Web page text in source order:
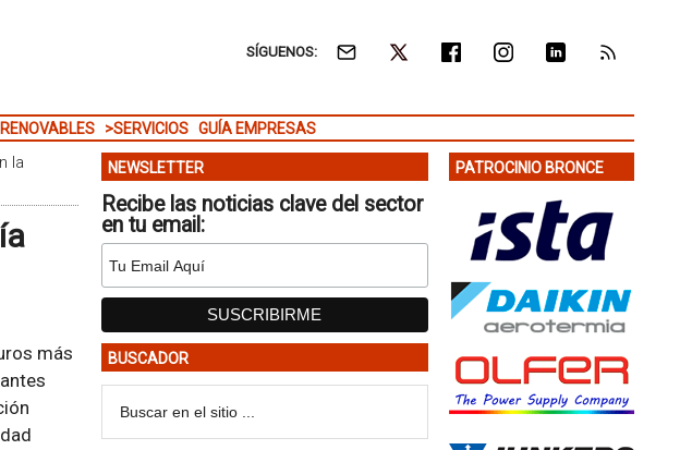
SÍGUENOS:
>SERVICIOS GUÍA EMPRESAS
la
más
NEWSLETTER
Recibe las noticias clave del sector
en tu email:
BUSCADOR
PATROCINIO BRONCE